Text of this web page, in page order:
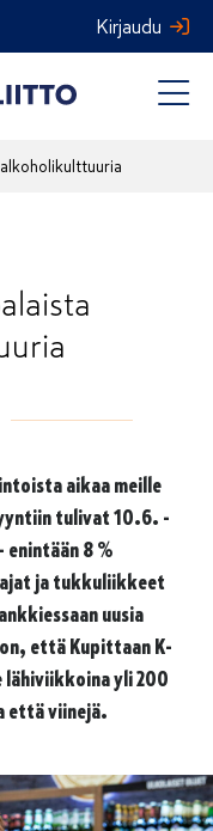
Kirjaudu
aikaa meille
tulivat 10.6. ­-
8 %
ja tukkuliikkeet
uusia
että Kupittaan K-
yli 200
että viinejä.